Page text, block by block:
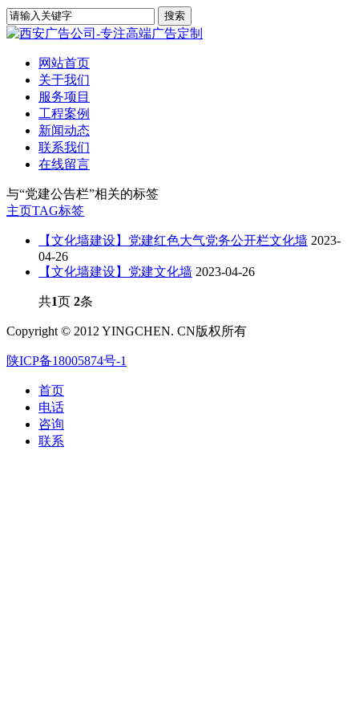
网站首页
关于我们
服务项目
工程案例
新闻动态
联系我们
在线留言
与“党建公告栏”相关的标签
主页TAG标签
【文化墙建设】党建红色大气党务公开栏文化墙 2023-
04-26
【文化墙建设】党建文化墙 2023-04-26
共1页 2条
Copyright © 2012 YINGCHEN. CN版权所有
陕ICP备18005874号-1
首页
电话
咨询
联系